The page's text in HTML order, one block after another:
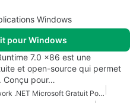
Windows
pour Windows
7.0 x86 est une
et open-source qui permet
Conçu pour…
Framework .NET Microsoft Gratuit Pour Windows